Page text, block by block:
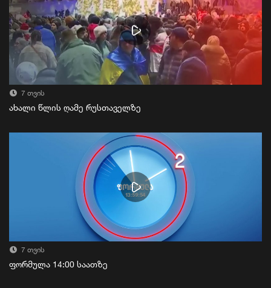
7 თვის
ახალი წლის ღამე რუსთაველზე
7 თვის
ფორმულა 14:00 საათზე